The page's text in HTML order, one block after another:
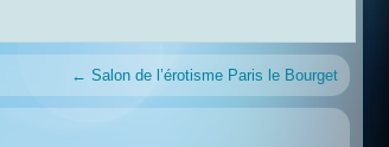
← Salon de l’érotisme Paris le Bourget